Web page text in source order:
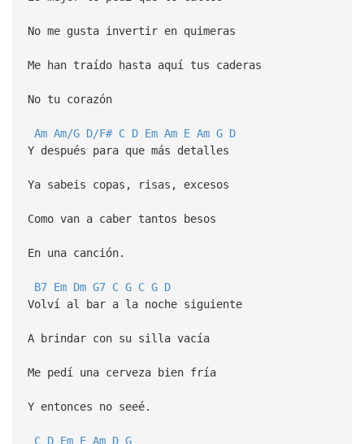
No me gusta invertir en quimeras
Me han traído hasta aquí tus caderas
No tu corazón
Am Am/G D/F# C D Em Am E Am G D
Y después para que más detalles
Ya sabeis copas, risas, excesos
Como van a caber tantos besos
En una canción.
B7 Em Dm G7 C G C G D
Volví al bar a la noche siguiente
A brindar con su silla vacía
Me pedí una cerveza bien fría
Y entonces no seeé.
C D Em E Am D G